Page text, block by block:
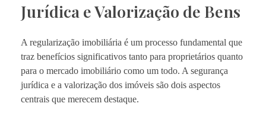
Jurídica e Valorização de Bens
A regularização imobiliária é um processo fundamental que
traz benefícios significativos tanto para proprietários quanto
para o mercado imobiliário como um todo. A segurança
jurídica e a valorização dos imóveis são dois aspectos
centrais que merecem destaque.